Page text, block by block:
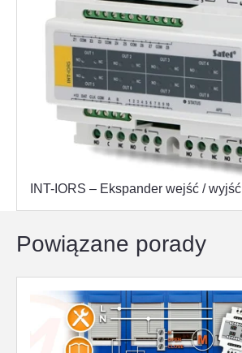
INT-IORS – Ekspander wejść / wyjść
Powiązane porady